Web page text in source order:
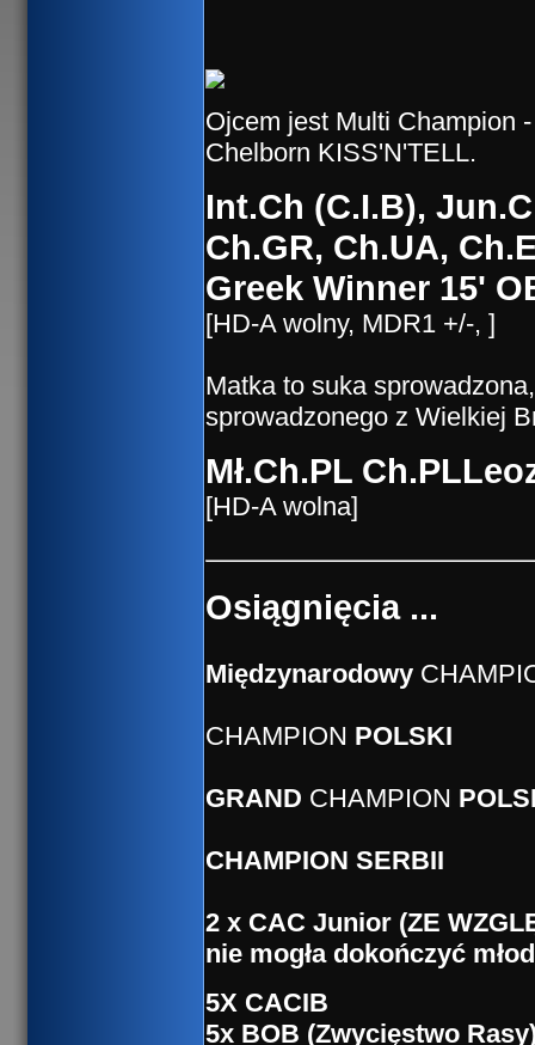
Ojcem jest Multi Champion
Chelborn KISS'N'TELL.
Int.Ch (C.I.B),
Ch.GR, Ch.UA,
Greek Winner 15'
[HD-A wolny, MDR1 +/-, ]
Matka to suka
sprowadzonego z Wielkiej
Mł.Ch.PL Ch.PL
[HD-A wolna]
Osiągnięcia ...
Międzynarodowy
CHAMPION POLSKI
GRAND CHAMPION
CHAMPION SERBII
2 x CAC Junior (ZE
nie mogła dokończyć
5X CACIB
5x BOB (Zwycięstwo